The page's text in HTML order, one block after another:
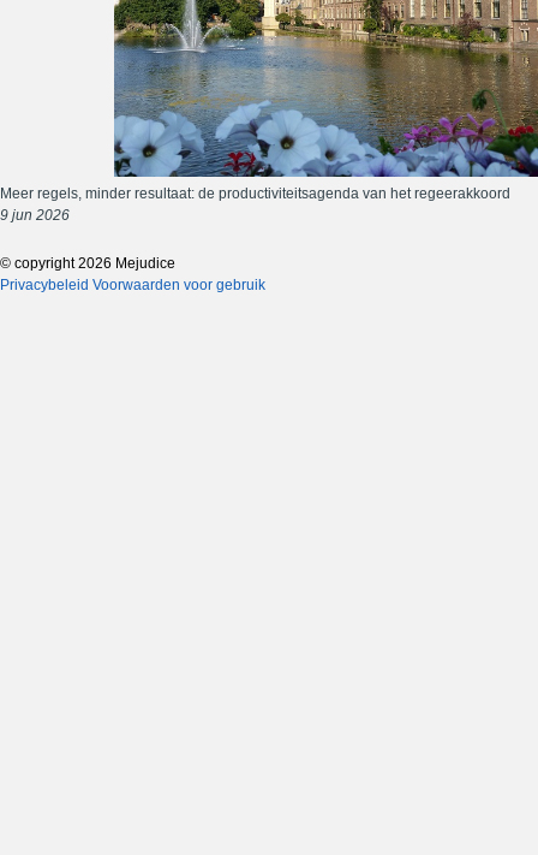
Meer regels, minder resultaat: de productiviteitsagenda van het regeerakkoord
9 jun 2026
© copyright 2026 Mejudice
Privacybeleid Voorwaarden voor gebruik